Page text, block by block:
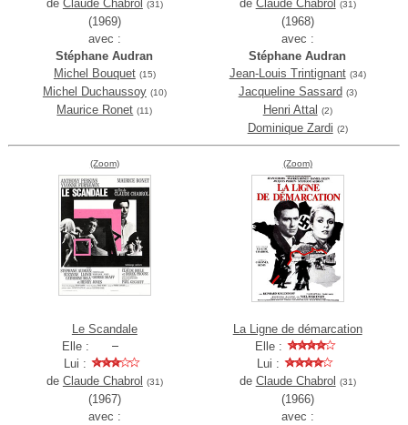
de Claude Chabrol (31)
(1969)
avec :
Stéphane Audran
Michel Bouquet (15)
Michel Duchaussoy (10)
Maurice Ronet (11)
de Claude Chabrol (31)
(1968)
avec :
Stéphane Audran
Jean-Louis Trintignant (34)
Jacqueline Sassard (3)
Henri Attal (2)
Dominique Zardi (2)
(Zoom)
Le Scandale
Elle :
Lui :
de Claude Chabrol (31)
(1967)
avec :
(Zoom)
La Ligne de démarcation
Elle :
Lui :
de Claude Chabrol (31)
(1966)
avec :